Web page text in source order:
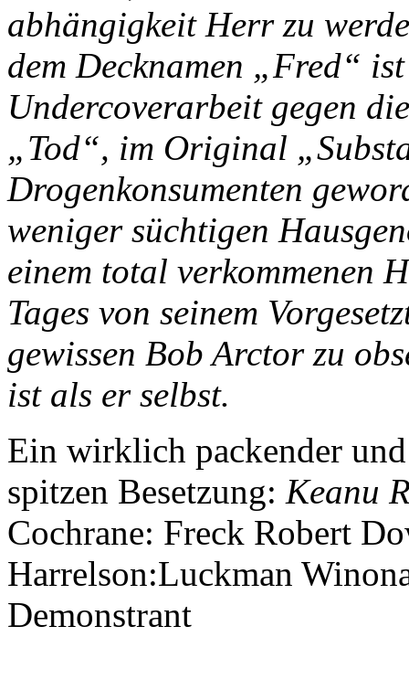
abhängigkeit Herr zu
dem Decknamen „Fred“
Undercoverarbeit gegen
„Tod“, im Original
Drogenkonsumenten
weniger süchtigen
einem total verkommenen
Tages von seinem
gewissen Bob Arctor zu
ist als er selbst.
Ein wirklich packender
spitzen Besetzung: Keanu
Cochrane: Freck Robert
Harrelson:Luckman
Demonstrant